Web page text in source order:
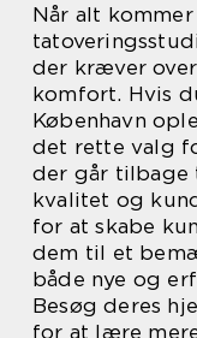
Når alt
der kræver
komfort. Hvis
København
det rette valg
der går tilbage
kvalitet og
for at skabe
dem til et
både nye og
Besøg deres
for at lære